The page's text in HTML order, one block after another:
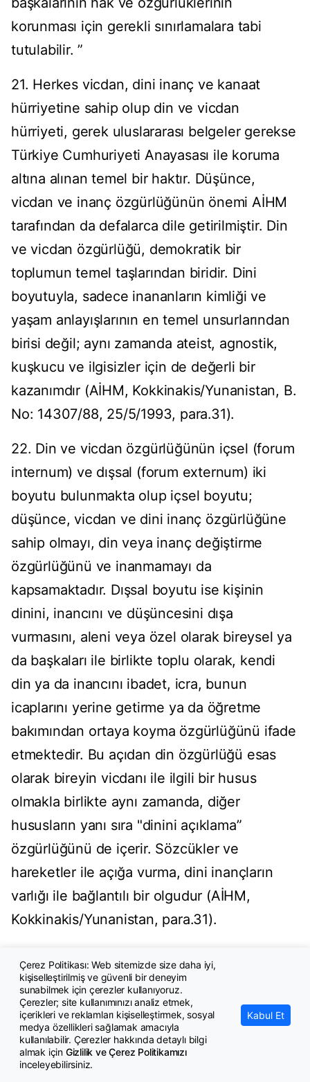
korunması için gerekli sınırlamalara tabi
tutulabilir. ”
21. Herkes vicdan, dini inanç ve kanaat
hürriyetine sahip olup din ve vicdan
hürriyeti, gerek uluslararası belgeler gerekse
Türkiye Cumhuriyeti Anayasası ile koruma
altına alınan temel bir haktır. Düşünce,
vicdan ve inanç özgürlüğünün önemi AİHM
tarafından da defalarca dile getirilmiştir. Din
ve vicdan özgürlüğü, demokratik bir
toplumun temel taşlarından biridir. Dini
boyutuyla, sadece inananların kimliği ve
yaşam anlayışlarının en temel unsurlarından
birisi değil; aynı zamanda ateist, agnostik,
kuşkucu ve ilgisizler için de değerli bir
kazanımdır (AİHM, Kokkinakis/Yunanistan, B.
No: 14307/88, 25/5/1993, para.31).
22. Din ve vicdan özgürlüğünün içsel (forum
internum) ve dışsal (forum externum) iki
boyutu bulunmakta olup içsel boyutu;
düşünce, vicdan ve dini inanç özgürlüğüne
sahip olmayı, din veya inanç değiştirme
özgürlüğünü ve inanmamayı da
kapsamaktadır. Dışsal boyutu ise kişinin
dinini, inancını ve düşüncesini dışa
vurmasını, aleni veya özel olarak bireysel ya
da başkaları ile birlikte toplu olarak, kendi
din ya da inancını ibadet, icra, bunun
icaplarını yerine getirme ya da öğretme
bakımından ortaya koyma özgürlüğünü ifade
etmektedir. Bu açıdan din özgürlüğü esas
olarak bireyin vicdanı ile ilgili bir husus
olmakla birlikte aynı zamanda, diğer
hususların yanı sıra "dinini açıklama”
özgürlüğünü de içerir. Sözcükler ve
hareketler ile açığa vurma, dini inançların
varlığı ile bağlantılı bir olgudur (AİHM,
Kokkinakis/Yunanistan, para.31).
inancın gereklerinin uygulanması, sadece
törenleri değil aynı zamanda, beslenme ile
ilgili belirli âdetleri, belirli kıyafetlerin
giyilmesini, başörtüsü takılmasını ve çeşitli
ritüelleri de içerebilir. Bu bağlamda tesettürlü
Çerez Politikası: Web sitemizde size daha iyi,
kişiselleştirilmiş ve güvenli bir deneyim
sunabilmek için çerezler kullanıyoruz.
Çerezler; site kullanımınızı analiz etmek,
içerikleri ve reklamları kişiselleştirmek, sosyal
medya özellikleri sağlamak amacıyla
kullanılabilir. Çerezler hakkında detaylı bilgi
almak için Gizlilik ve Çerez Politikamızı
inceleyebilirsiniz.
Kabul Et